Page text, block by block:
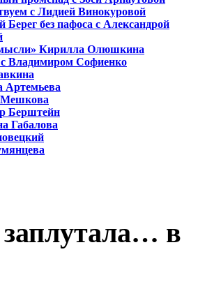
с Лидией Винокуровой
Берег без пафоса с Александрой
мысли» Кирилла Олюшкина
с Владимиром Софиенко
Артемьева
Мешкова
Берштейн
Габалова
в